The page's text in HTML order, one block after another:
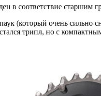
в соответствие старшим
(который очень сильно
трипл, но с